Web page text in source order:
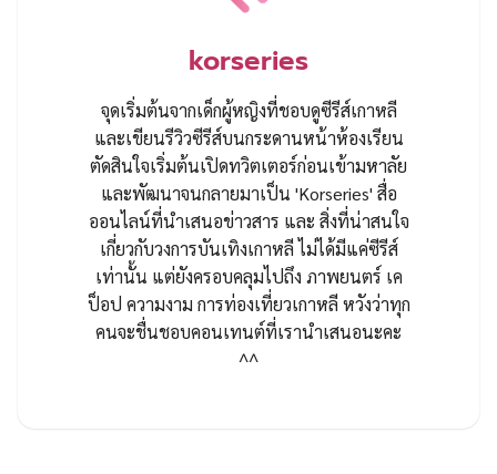
korseries
จุดเริ่มต้นจากเด็กผู้หญิงที่ชอบดูซีรีส์เกาหลี
และเขียนรีวิวซีรีส์บนกระดานหน้าห้องเรียน
ตัดสินใจเริ่มต้นเปิดทวิตเตอร์ก่อนเข้ามหาลัย
และพัฒนาจนกลายมาเป็น 'Korseries' สื่อ
ออนไลน์ที่นำเสนอข่าวสาร และ สิ่งที่น่าสนใจ
เกี่ยวกับวงการบันเทิงเกาหลี ไม่ได้มีแค่ซีรีส์
เท่านั้น แต่ยังครอบคลุมไปถึง ภาพยนตร์ เค
ป็อป ความงาม การท่องเที่ยวเกาหลี หวังว่าทุก
คนจะชื่นชอบคอนเทนต์ที่เรานำเสนอนะคะ
^^